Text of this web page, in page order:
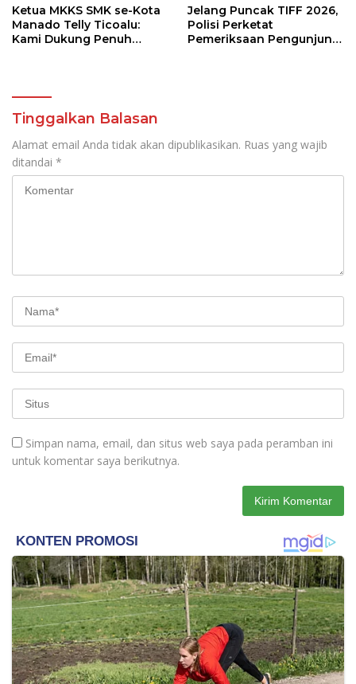
Ketua MKKS SMK se-Kota
Manado Telly Ticoalu:
Kami Dukung Penuh
Jelang Puncak TIFF 2026,
Polisi Perketat
Pemeriksaan Pengunjung
Tinggalkan Balasan
Alamat email Anda tidak akan dipublikasikan. Ruas yang wajib
ditandai *
Simpan nama, email, dan situs web saya pada peramban ini
untuk komentar saya berikutnya.